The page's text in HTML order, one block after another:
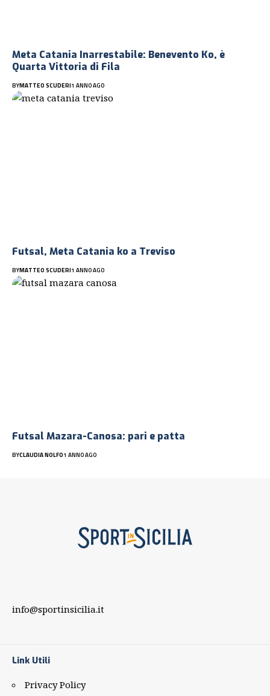
Meta Catania Inarrestabile: Benevento Ko, è
Quarta Vittoria di Fila
BYMATTEO SCUDERI1 ANNO AGO
Futsal, Meta Catania ko a Treviso
BYMATTEO SCUDERI1 ANNO AGO
Futsal Mazara-Canosa: pari e patta
BYCLAUDIA NOLFO1 ANNO AGO
info@sportinsicilia.it
Link Utili
Privacy Policy